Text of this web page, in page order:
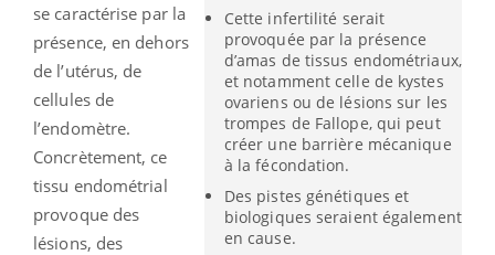
Cette infertilité serait
provoquée par la présence
d’amas de tissus endométriaux,
et notamment celle de kystes
ovariens ou de lésions sur les
trompes de Fallope, qui peut
créer une barrière mécanique
à la fécondation.
Des pistes génétiques et
biologiques seraient également
en cause.
se caractérise par la
présence, en dehors
de l’utérus, de
cellules de
l’endomètre.
Concrètement, ce
tissu endométrial
provoque des
lésions, des